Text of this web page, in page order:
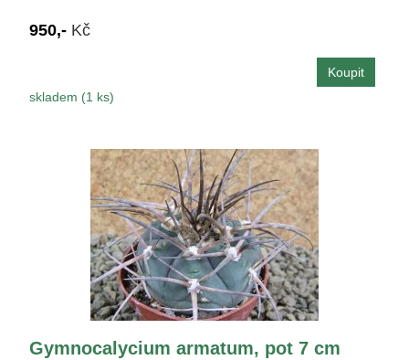
950,- Kč
skladem (1 ks)
Gymnocalycium armatum, pot 7 cm